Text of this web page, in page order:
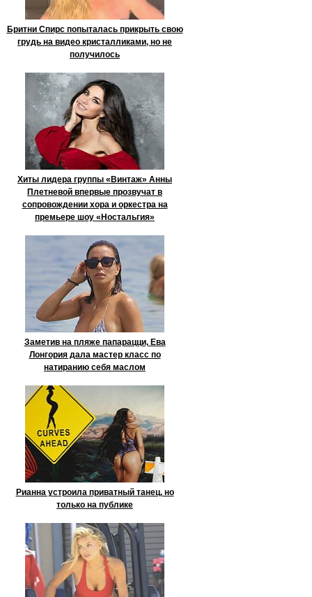
Бритни Спирс попыталась прикрыть свою
грудь на видео кристалликами, но не
получилось
Хиты лидера группы «Винтаж» Анны
Плетневой впервые прозвучат в
сопровождении хора и оркестра на
премьере шоу «Ностальгия»
Заметив на пляже папарацци, Ева
Лонгория дала мастер класс по
натиранию себя маслом
Рианна устроила приватный танец, но
только на публике